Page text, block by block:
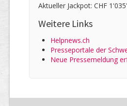
Aktueller Jackpot: CHF
Weitere Links
Helpnews.ch
Presseportale der
Neue Pressemeldung